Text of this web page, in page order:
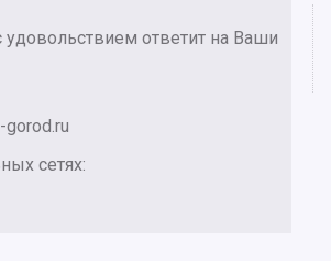
удовольствием ответит на Ваши
gorod.ru
сетях: